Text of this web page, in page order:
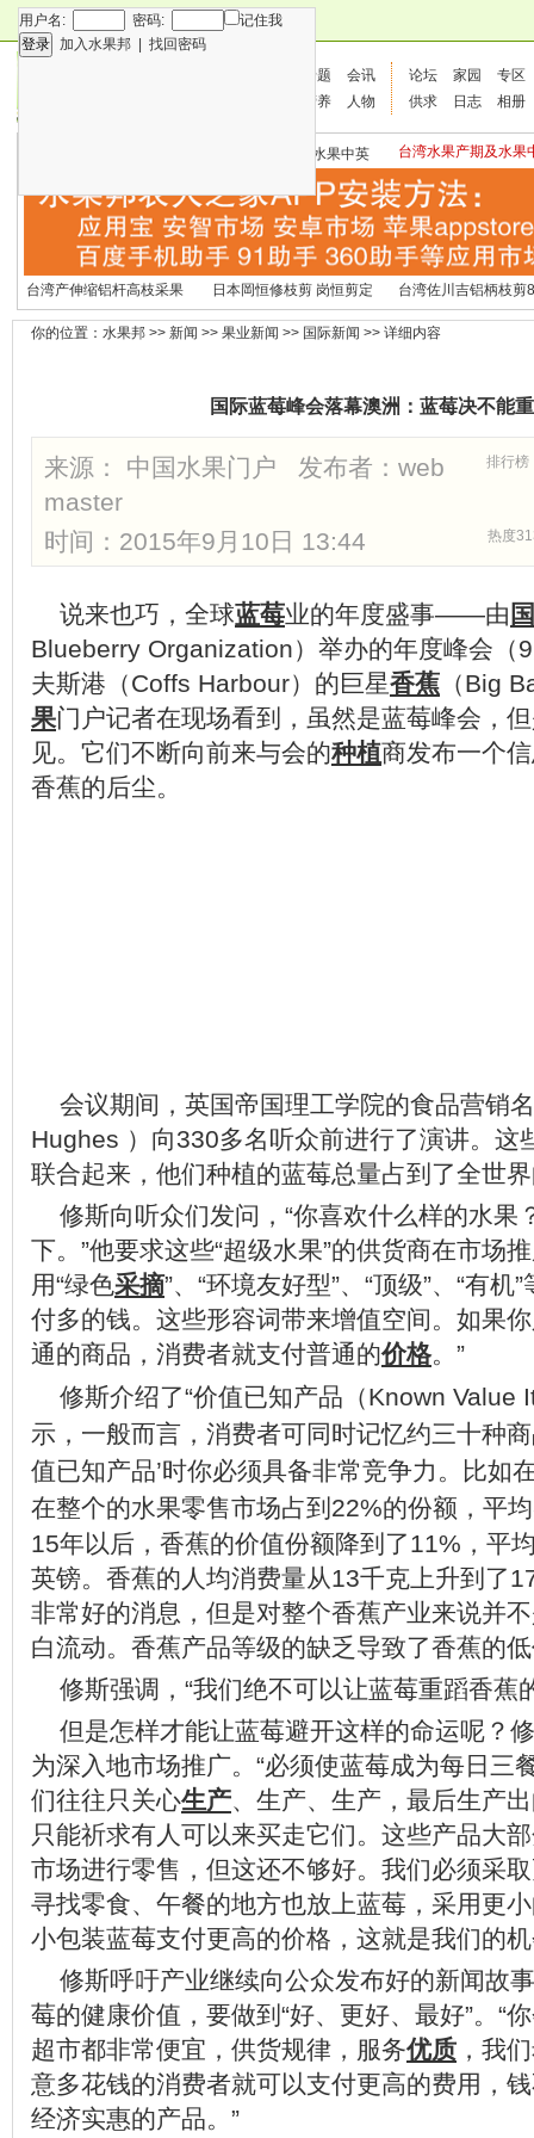
用户名: 密码:
记住我
加入水果邦
找回密码
专题
会讯
营养 人物
论坛 家园
专区
供求
日志 相册
国外水果产期及水果中英
台湾水果产期及水果
文表
台湾产伸缩铝杆高枝采果
剪2270#
日本岡恒修枝剪 岗恒剪定
铗200
台湾佐川吉铝柄枝剪
（欧洲款式）
你的位置： 水果邦 >> 新闻 >> 果业新闻 >> 国际新闻 >> 详细内容
国际蓝莓峰会落幕澳洲：蓝莓决不能
排行榜
来源： 中国水果门户 发布者： web
master
热度
时间：2015年9月10日 13:44
说来也巧，全球蓝莓业的年度盛事——由
Blueberry Organization）举办的年度峰会（
夫斯港（Coffs Harbour）的巨星香蕉 （Big
果门户记者在现场看到，虽然是蓝莓峰会，
见。它们不断向前来与会的种植商发布一个
香蕉的后尘。
会议期间，英国帝国理工学院的食品营销
Hughes ）向330多名听众前进行了演讲。这
联合起来，他们种植的蓝莓总量占到了全世
修斯向听众们发问，“你喜欢什么样的水果
下。”他要求这些“超级水果”的供货商在市场
用“绿色采摘”、“环境友好型”、“顶级”、“有
付多的钱。这些形容词带来增值空间。如果你
通的商品，消费者就支付普通的价格。”
修斯介绍了“价值已知产品（Known Value
示，一般而言，消费者可同时记忆约三十种
值已知产品’时你必须具备非常竞争力。比如
在整个的水果零售市场占到22%的份额，平
15年以后，香蕉的价值份额降到了11%，平
英镑。香蕉的人均消费量从13千克上升到了
非常好的消息，但是对整个香蕉产业来说并
白流动。香蕉产品等级的缺乏导致了香蕉的低
修斯强调，“我们绝不可以让蓝莓重蹈香蕉
但是怎样才能让蓝莓避开这样的命运呢？
为深入地市场推广。“必须使蓝莓成为每日三
们往往只关心生产、生产、生产，最后生产
只能祈求有人可以来买走它们。这些产品大
市场进行零售，但这还不够好。我们必须采
寻找零食、午餐的地方也放上蓝莓，采用更
小包装蓝莓支付更高的价格，这就是我们的机
修斯呼吁产业继续向公众发布好的新闻故
莓的健康价值，要做到“好、更好、最好”。“
超市都非常便宜，供货规律，服务优质 ，我
意多花钱的消费者就可以支付更高的费用，
经济实惠的产品。”